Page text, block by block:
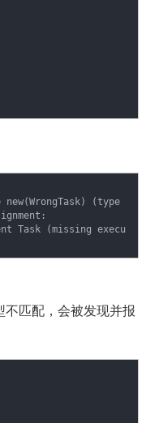
(type
不匹配，会被发现并报